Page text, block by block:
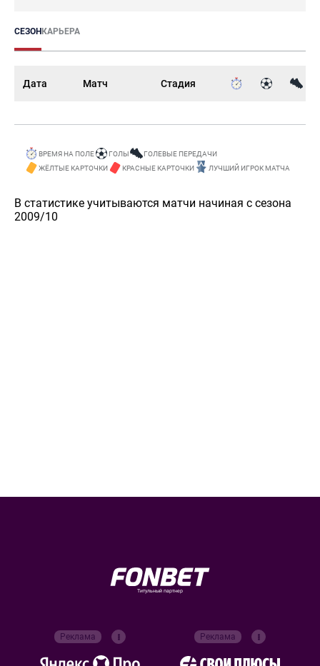
СЕЗОНКАРЬЕРА
Дата Матч Стадия
ВРЕМЯ НА ПОЛЕ ГОЛЫ
ГОЛЕВЫЕ ПЕРЕДАЧИ
ЖЁЛТЫЕ КАРТОЧКИ
КРАСНЫЕ КАРТОЧКИ ЛУЧШИЙ ИГРОК МАТЧА
В статистике учитываются матчи начиная с сезона
2009/10
Титульный партнер
Реклама Реклама